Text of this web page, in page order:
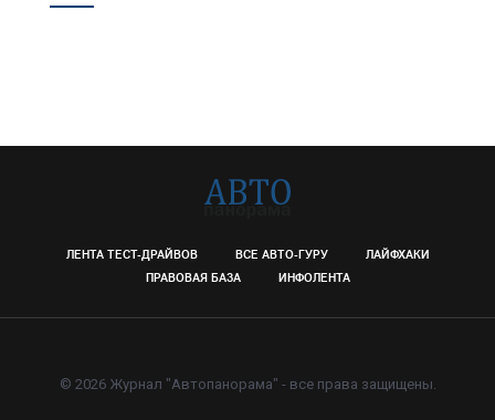
ЛЕНТА ТЕСТ-ДРАЙВОВ ВСЕ АВТО-ГУРУ
ЛАЙФХАКИ
ПРАВОВАЯ БАЗА
ИНФОЛЕНТА
© 2026 Журнал "Автопанорама" - все права защищены.